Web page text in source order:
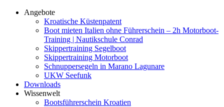
Angebote
Kroatische Küstenpatent
Boot mieten Italien ohne Führerschein – 2h Motorboot-
Training | Nautikschule Conrad
Skippertraining Segelboot
Skippertraining Motorboot
Schnuppersegeln in Marano Lagunare
UKW Seefunk
Downloads
Wissenwelt
Bootsführerschein Kroatien